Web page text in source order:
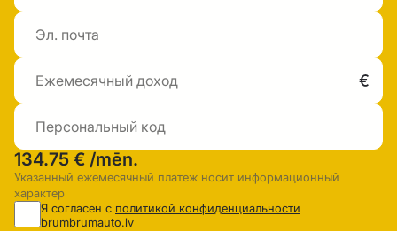
134.75 € /mēn.
Указанный ежемесячный платеж носит информационный
характер
Я согласен с политикой конфиденциальности
brumbrumauto.lv